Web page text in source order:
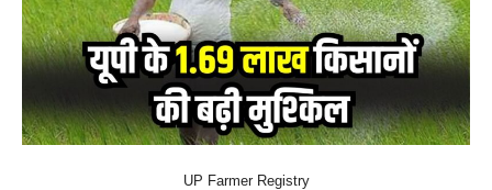
UP Farmer Registry